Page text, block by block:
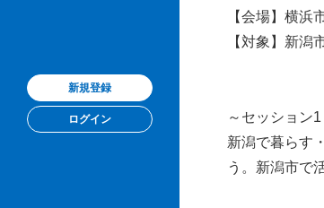
新規登録
ログイン
【会場】横浜
【対象】新潟
～セッション
新潟で暮らす
う。新潟市で